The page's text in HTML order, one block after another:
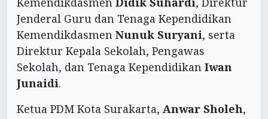
Jenderal Guru dan Tenaga Kependidikan
Kemendikdasmen Nunuk Suryani, serta
Direktur Kepala Sekolah, Pengawas
Sekolah, dan Tenaga Kependidikan Iwan
Junaidi.
Ketua PDM Kota Surakarta, Anwar Sholeh,